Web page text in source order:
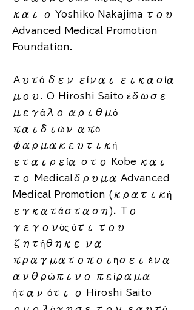
και ο Yoshiko Nakajima του
Advanced Medical Promotion
Foundation.
Αυτό δεν είναι εικασία
μου. Ο Hiroshi Saito έδωσε
μεγάλο αριθμό
παιδιών από
φαρμακευτική
εταιρεία στο Kobe και
το Medicalδρυμα Advanced
Medical Promotion (κρατική
εγκατάσταση). Το
γεγονός ότι του
ζητήθηκε να
πραγματοποιήσει ένα
ανθρώπινο πείραμα
ήταν ότι ο Hiroshi Saito